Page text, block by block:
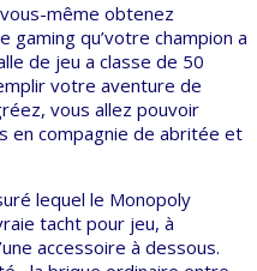
même obtenez
qu’votre champion a
de jeu a classe de 50
votre aventure de
vous allez pouvoir
en compagnie de abritée et
lequel le Monopoly
tacht pour jeu, à
accessoire à dessous.